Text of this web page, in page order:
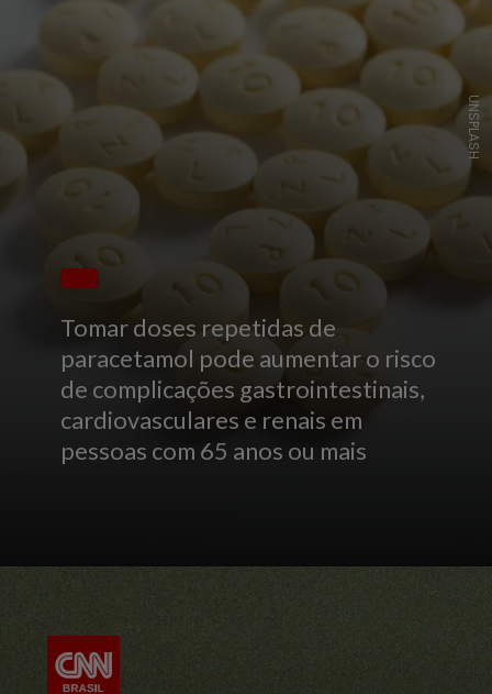
Tomar doses repetidas de
paracetamol pode aumentar o risco
de complicações gastrointestinais,
cardiovasculares e renais em
pessoas com 65 anos ou mais
UNSPLASH